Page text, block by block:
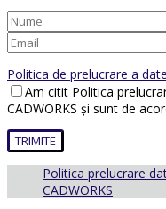
Politica de prelucrare a
Am citit Politica
CADWORKS și sunt de
Politica prelucrare
CADWORKS